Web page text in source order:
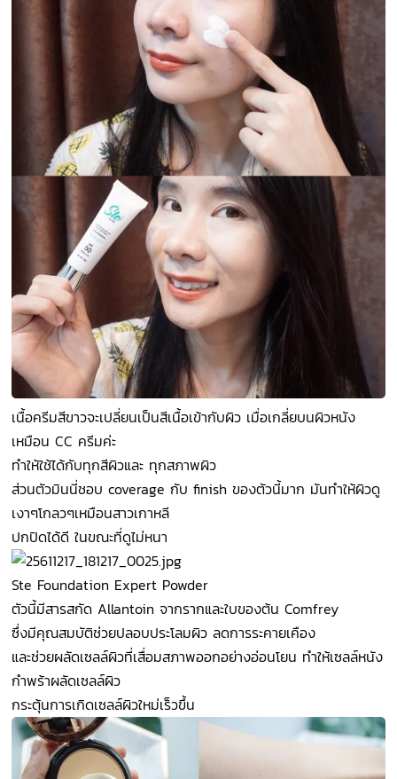
เนื้อครีมสีขาวจะเปลี่ยนเป็นสีเนื้อเข้ากับผิว เมื่อเกลี่ยบนผิวหนัง
เหมือน CC ครีมค่ะ
ทำให้ใช้ได้กับทุกสีผิวและ ทุกสภาพผิว
ส่วนตัวมินนี่ชอบ coverage กับ finish ของตัวนี้มาก มันทำให้ผิวดู
เงาๆโกลวๆเหมือนสาวเกาหลี
ปกปิดได้ดี ในขณะที่ดูไม่หนา
Ste Foundation Expert Powder
ตัวนี้มีสารสกัด Allantoin จากรากและใบของต้น Comfrey
ซึ่งมีคุณสมบัติช่วยปลอบประโลมผิว ลดการระคายเคือง
และช่วยผลัดเซลล์ผิวที่เสื่อมสภาพออกอย่างอ่อนโยน ทำให้เซลล์หนัง
กำพร้าผลัดเซลล์ผิว
กระตุ้นการเกิดเซลล์ผิวใหม่เร็วขึ้น